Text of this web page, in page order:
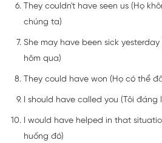
They couldn't have seen us (Họ
chúng ta)
She may have been sick
hôm qua)
They could have won (Họ có thể
I should have called you (Tôi đáng
I would have helped in that
huống đó)